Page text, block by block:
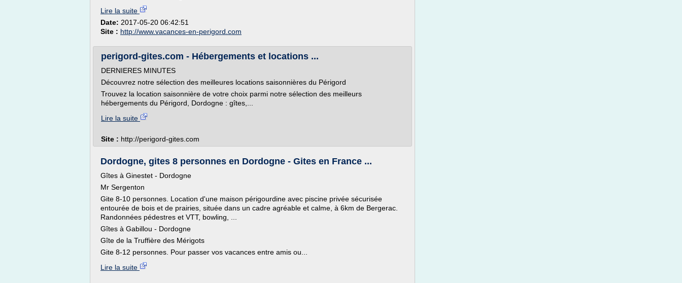
Lire la suite
Date: 2017-05-20 06:42:51
Site : http://www.vacances-en-perigord.com
perigord-gites.com - Hébergements et locations ...
DERNIERES MINUTES
Découvrez notre sélection des meilleures locations saisonnières du Périgord
Trouvez la location saisonnière de votre choix parmi notre sélection des meilleurs
hébergements du Périgord, Dordogne : gîtes,...
Lire la suite
Site : http://perigord-gites.com
Dordogne, gites 8 personnes en Dordogne - Gites en France ...
Gîtes à Ginestet - Dordogne
Mr Sergenton
Gite 8-10 personnes. Location d'une maison périgourdine avec piscine privée sécurisée
entourée de bois et de prairies, située dans un cadre agréable et calme, à 6km de Bergerac.
Randonnées pédestres et VTT, bowling, ...
Gîtes à Gabillou - Dordogne
Gîte de la Truffière des Mérigots
Gite 8-12 personnes. Pour passer vos vacances entre amis ou...
Lire la suite